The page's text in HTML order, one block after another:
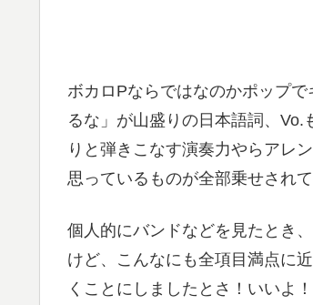
ボカロPならではなのかポップ
るな」が山盛りの日本語詞、
りと弾きこなす演奏力やらアレ
思っているものが全部乗せされ
個人的にバンドなどを見たとき
けど、こんなにも全項目満点に
くことにしましたとさ！いいよ